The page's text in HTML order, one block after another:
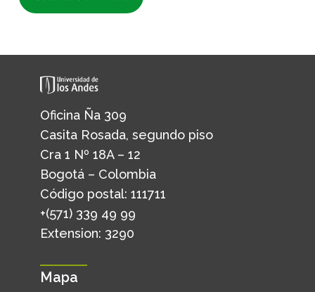
Oficina Ña 309
Casita Rosada, segundo piso
Cra 1 Nº 18A – 12
Bogotá – Colombia
Código postal: 111711
+(571) 339 49 99
Extension: 3290
Mapa